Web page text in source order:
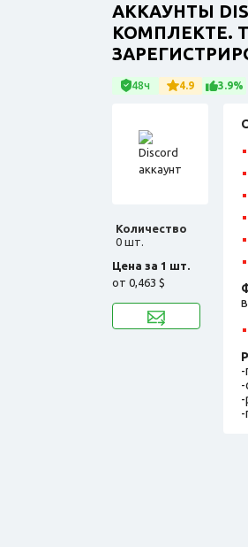
АККАУНТЫ
КОМПЛЕКТЕ.
48ч 4.9 3.9%
Количество
0 шт.
Цена за 1 шт.
от 0,463 $
-
-
-
-